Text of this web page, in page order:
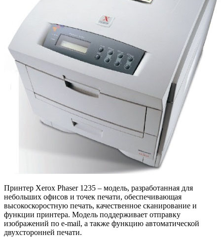
Принтер Xerox Phaser 1235 – модель, разработанная для
небольших офисов и точек печати, обеспечивающая
высокоскоростную печать, качественное сканирование и
функции принтера. Модель поддерживает отправку
изображений по e-mail, а также функцию автоматической
двухсторонней печати.